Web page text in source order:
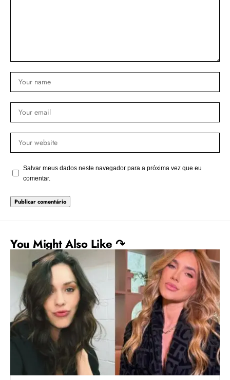
Salvar meus dados neste navegador para a próxima vez que eu
comentar.
You Might Also Like ↷